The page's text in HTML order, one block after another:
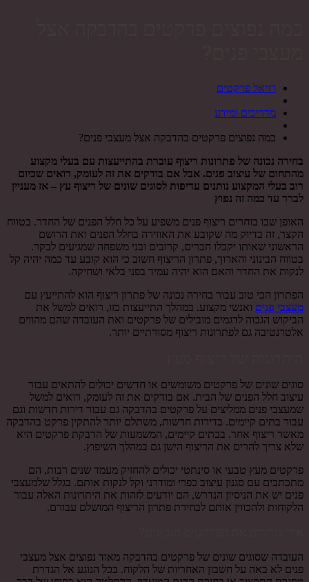
רויאל פרקטים
מדריכים ומידע
כמה נפוצים פרקטים בהדבקה אצל מעצבי פנים?
בחירה נכונה של פתרונות ריצוף עוברת בהתייעצות עם בעלי מקצוע
מהתחום של עיצוב פנים. אבל אם בודקים את זה לעומק, רואים שכיום
רוב בעלי המקצוע נותנים עדיפות לסוגים שונים של ריצוף עץ – אז מעניין
לברר עד כמה זה נפוץ
האופן שבו בוחרים ריצוף פנים משפיע על כל חלל הפנים של החדר. בטווח
הקצר, זה בדיוק מה שקובע את האווירה בחלל הפנים ואת הרושם
הראשוני שאותו יקבלו חברים, קרובים ובני משפחה שמגיעים לבקר.
בטווח הבינוני והארוך, פתרון הריצוף חשוב כי הוא קובע עד כמה יהיה קל
לנקות את החדר והאם הוא יהיה עמיד בפני בלאי ושחיקה.
הפתרון הכי טוב עבור בחירה נכונה של פתרון ריצוף הוא להתייעץ עם
מעצבי פנים ואנשי מקצוע. במהלך התייעצות כזו, רואים למשל את
הביקוש הגבוה לדגמים מובילים של פרקטים ואת העובדה שהם מהווים
אלטרנטיבה גם לפתרונות ריצוף מסורתיים יותר.
סוגים שונים של פרקטים משומשים או חדשים יכולים להתאים עבור
עיצוב חלל הפנים של הבית. אם בודקים את זה לעומק, רואים למשל
שמעצבי פנים ממליצים על פרקטים בהדבקה גם עבור דירות חדשות וגם
עבור בתים קיימים. בדירות חדשות, משתלם יותר להתקין פרקט בהדבקה
מאשר ריצוף אחר. בבתים קיימים, המשמעות של הדבקת פרקטים היא
שלא צריך להרים את הריצוף הישן גם במהלך השיפוץ.
פרקטים מעץ טבעי או סינתטי יכולים להחזיק מעמד שנים רבות, הם
מתכתבים עם סגנון עיצוב כפרי ומודרני וקל לנקות אותם. בגלל שלמעצבי
פנים יש את הניסיון הנדרש, הם יודעים לזהות את היתרונות האלה עבור
הלקוחות ולהכווין אותם לבחירת פתרון הריצוף המושלם עבורם.
העובדה שסוגים שונים של פרקטים בהדבקה מאוד נפוצים אצל מעצבי
פנים לא באה על חשבון האחריות של הלקוח. בכל הנוגע אל הגדרת